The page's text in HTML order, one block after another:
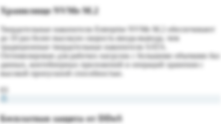
Хранилище NVMe M.2
Твердотельные накопители Enterprise NVMe M.2 обеспечивают
до 10 раз более высокую скорость ввода-вывода, чем
традиционные твердотельные накопители SATA.
Оптимизирован для рабочих нагрузок с большими объемами баз
данных, контейнерных приложений и операций хранения с
высокой пропускной способностью.
Бесплатная защита от DDoS